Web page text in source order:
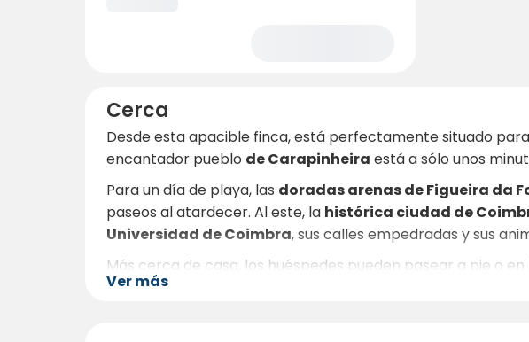
Cerca
Desde esta apacible finca, está perfectamente situado
encantador pueblo de Carapinheira está a sólo unos
Para un día de playa, las doradas arenas de Figueira da
paseos al atardecer. Al este, la histórica ciudad de
Universidad de Coimbra, sus calles empedradas y sus
Más cerca de casa, los huéspedes pueden pasear a pie o
caballopor prados abiertos. Los merenderos junto al
Ver más